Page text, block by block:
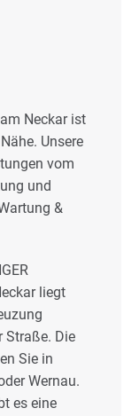
Neckar ist
Unsere
vom
und
&
liegt
Straße. Die
Sie in
Wernau.
es eine